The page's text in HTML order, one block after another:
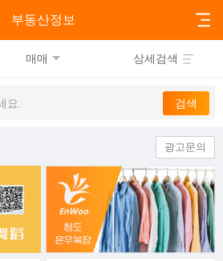
부동산정보
매매 상세검색
광고문의